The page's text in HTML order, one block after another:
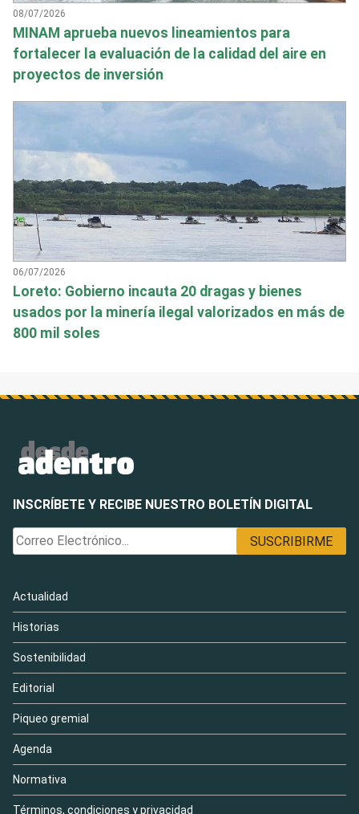
08/07/2026
MINAM aprueba nuevos lineamientos para
fortalecer la evaluación de la calidad del aire en
proyectos de inversión
06/07/2026
Loreto: Gobierno incauta 20 dragas y bienes
usados por la minería ilegal valorizados en más de
800 mil soles
INSCRÍBETE Y RECIBE NUESTRO BOLETÍN DIGITAL
Actualidad
Historias
Sostenibilidad
Editorial
Piqueo gremial
Agenda
Normativa
Términos, condiciones y privacidad